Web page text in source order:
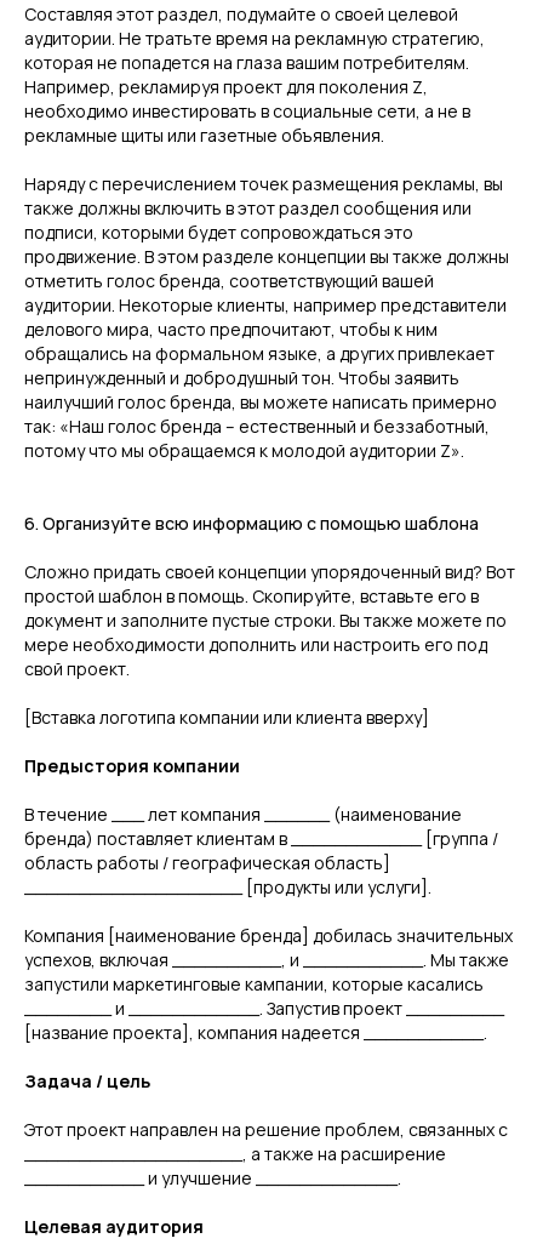
Составляя этот раздел, подумайте о своей целевой
аудитории. Не тратьте время на рекламную стратегию,
которая не попадется на глаза вашим потребителям.
Например, рекламируя проект для поколения Z,
необходимо инвестировать в социальные сети, а не в
рекламные щиты или газетные объявления.
Наряду с перечислением точек размещения рекламы, вы
также должны включить в этот раздел сообщения или
подписи, которыми будет сопровождаться это
продвижение. В этом разделе концепции вы также должны
отметить голос бренда, соответствующий вашей
аудитории. Некоторые клиенты, например представители
делового мира, часто предпочитают, чтобы к ним
обращались на формальном языке, а других привлекает
непринужденный и добродушный тон. Чтобы заявить
наилучший голос бренда, вы можете написать примерно
так: «Наш голос бренда – естественный и беззаботный,
потому что мы обращаемся к молодой аудитории Z».
6. Организуйте всю информацию с помощью шаблона
Сложно придать своей концепции упорядоченный вид? Вот
простой шаблон в помощь. Скопируйте, вставьте его в
документ и заполните пустые строки. Вы также можете по
мере необходимости дополнить или настроить его под
свой проект.
[Вставка логотипа компании или клиента вверху]
Предыстория компании
В течение ___ лет компания ______ (наименование
бренда) поставляет клиентам в ____________ [группа /
область работы / географическая область]
____________________ [продукты или услуги].
Компания [наименование бренда] добилась значительных
успехов, включая __________, и ___________. Мы также
запустили маркетинговые кампании, которые касались
________ и ____________. Запустив проект _________
[название проекта], компания надеется ___________.
Задача / цель
Этот проект направлен на решение проблем, связанных с
____________________, а также на расширение
___________ и улучшение _____________.
Целевая аудитория